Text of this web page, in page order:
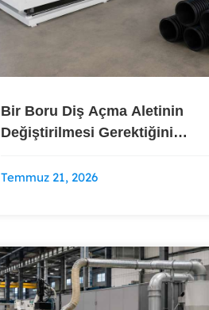
Bir Boru Diş Açma Aletinin
Değiştirilmesi Gerektiğini
Temmuz 21, 2026